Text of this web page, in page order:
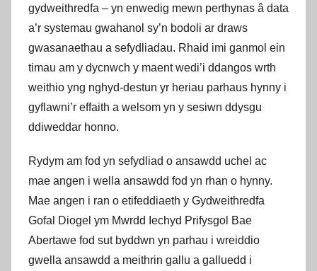
gydweithredfa – yn enwedig mewn perthynas â data
a’r systemau gwahanol sy’n bodoli ar draws
gwasanaethau a sefydliadau. Rhaid imi ganmol ein
timau am y dycnwch y maent wedi’i ddangos wrth
weithio yng nghyd-destun yr heriau parhaus hynny i
gyflawni’r effaith a welsom yn y sesiwn ddysgu
ddiweddar honno.
Rydym am fod yn sefydliad o ansawdd uchel ac
mae angen i wella ansawdd fod yn rhan o hynny.
Mae angen i ran o etifeddiaeth y Gydweithredfa
Gofal Diogel ym Mwrdd Iechyd Prifysgol Bae
Abertawe fod sut byddwn yn parhau i wreiddio
gwella ansawdd a meithrin gallu a galluedd i